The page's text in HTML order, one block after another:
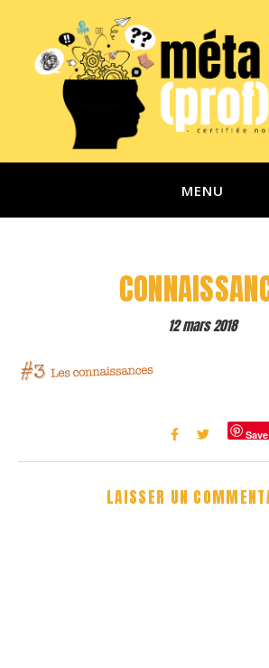
MENU
12 mars 2018
Save
LAISSER UN